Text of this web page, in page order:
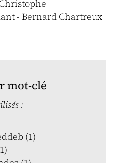
- Bernard Chartreux
mot-clé
:
(1)